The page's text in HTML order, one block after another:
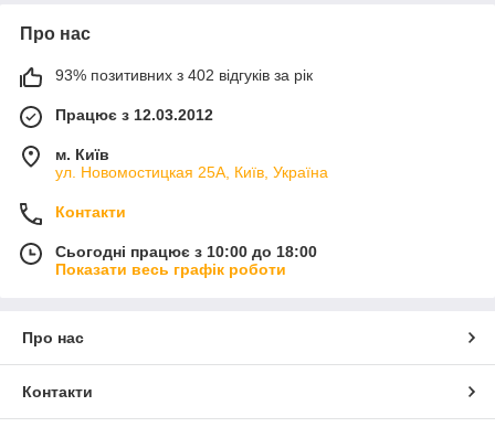
Про нас
93% позитивних з 402 відгуків за рік
Працює з 12.03.2012
м. Київ
ул. Новомостицкая 25А, Київ, Україна
Контакти
Сьогодні працює з 10:00 до 18:00
Показати весь графік роботи
Про нас
Контакти